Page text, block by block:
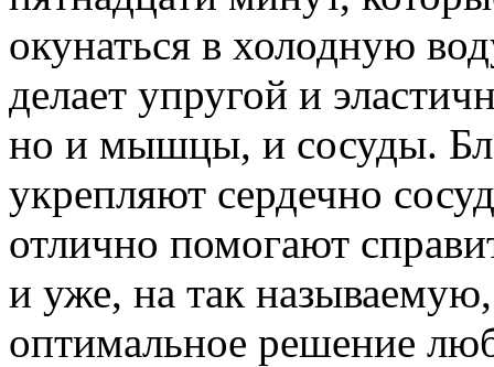
окунаться в холодную
делает упругой и
но и мышцы, и сосуды.
укрепляют сердечно
отлично помогают
и уже, на так
оптимальное решение